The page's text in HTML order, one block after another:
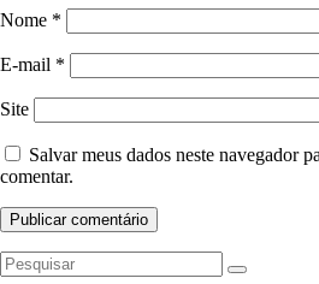
Nome *
E-mail *
Site
Salvar meus dados neste navegador
comentar.